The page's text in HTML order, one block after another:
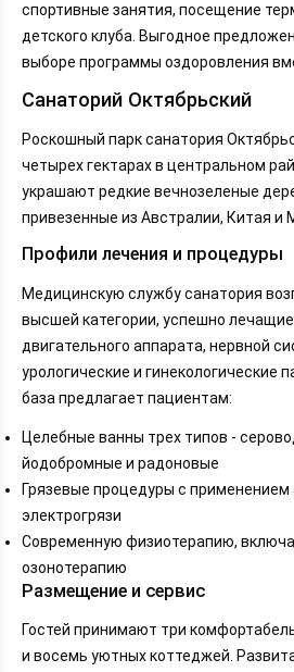
спортивные занятия, посещение
детского клуба. Выгодное
выборе программы оздоровления
Санаторий Октябрьский
Роскошный парк санатория
четырех гектарах в центральном
украшают редкие вечнозеленые
привезенные из Австралии, Китая и
Профили лечения и процедуры
Медицинскую службу санатория
высшей категории, успешно
двигательного аппарата, нервной
урологические и гинекологические
база предлагает пациентам:
Целебные ванны трех типов -
йодобромные и радоновые
Грязевые процедуры с применением
электрогрязи
Современную физиотерапию,
озонотерапию
Размещение и сервис
Гостей принимают три
и восемь уютных коттеджей.